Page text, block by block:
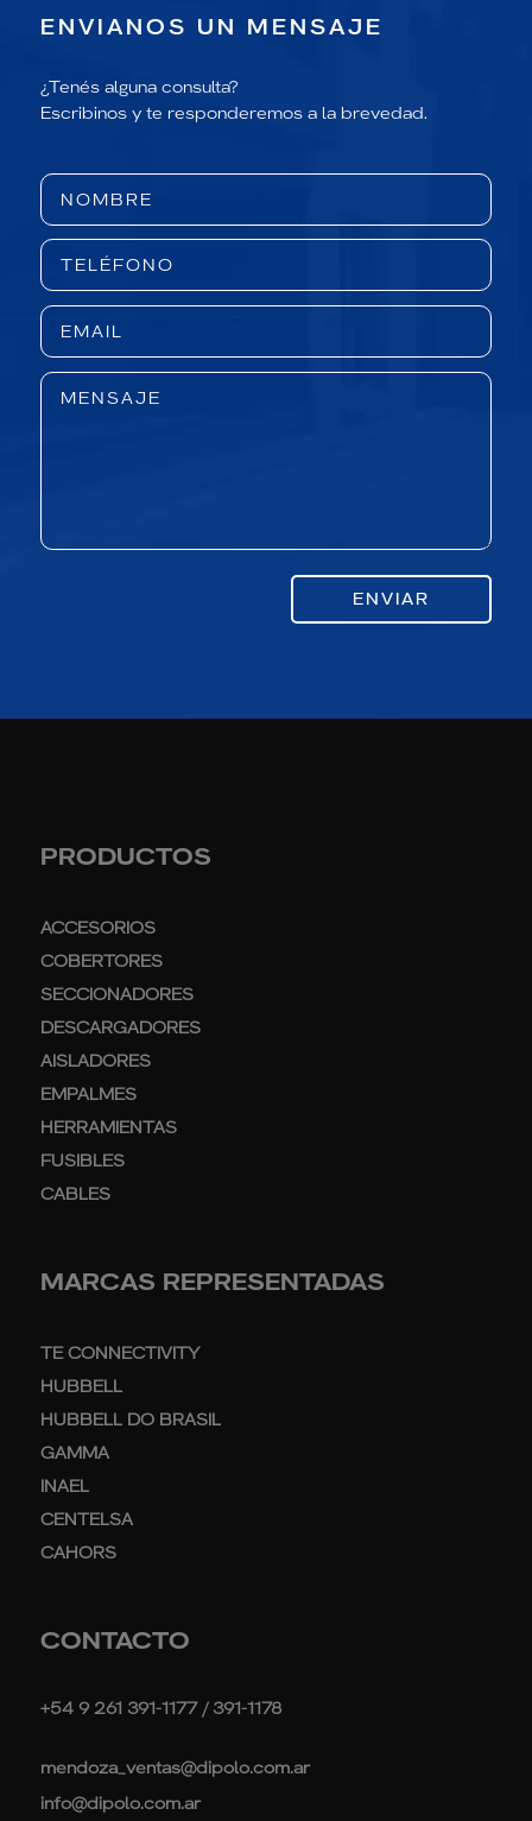
ENVIANOS UN MENSAJE
¿Tenés alguna consulta?
Escribinos y te responderemos a la brevedad.
ENVIAR
PRODUCTOS
ACCESORIOS
COBERTORES
SECCIONADORES
DESCARGADORES
AISLADORES
EMPALMES
HERRAMIENTAS
FUSIBLES
CABLES
MARCAS REPRESENTADAS
TE CONNECTIVITY
HUBBELL
HUBBELL DO BRASIL
GAMMA
INAEL
CENTELSA
CAHORS
CONTACTO
+54 9 261 391-1177 / 391-1178
mendoza_ventas@dipolo.com.ar
info@dipolo.com.ar